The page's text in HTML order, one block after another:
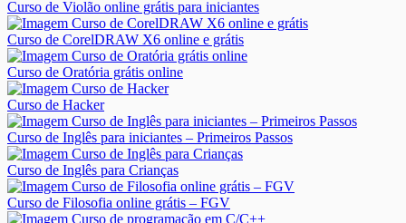
Curso de Violão online grátis para iniciantes
Curso de CorelDRAW X6 online e grátis
Curso de Oratória grátis online
Curso de Hacker
Curso de Inglês para iniciantes – Primeiros Passos
Curso de Inglês para Crianças
Curso de Filosofia online grátis – FGV